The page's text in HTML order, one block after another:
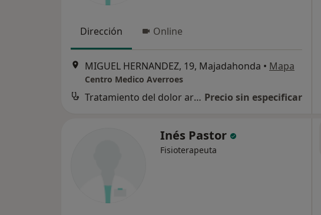
Dirección Online
MIGUEL HERNANDEZ, 19, Majadahonda • Mapa
Centro Medico Averroes
Tratamiento del dolor articular Precio sin especificar
Inés Pastor
Fisioterapeuta